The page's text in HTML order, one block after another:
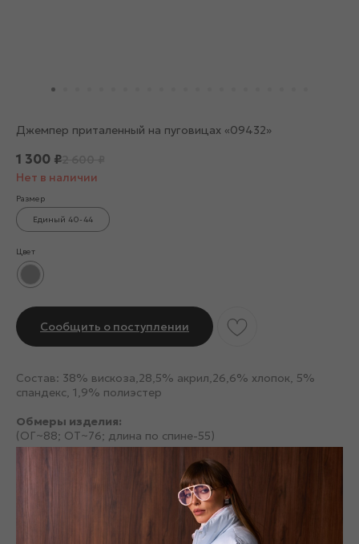
Джемпер приталенный на пуговицах «09432»
1 300 ₽
Нет в наличии
Размер
Единый 40-44
Цвет
Сообщить о поступлении
Состав: 38% вискоза,28,5% акрил,26,6% хлопок, 5%
спандекс, 1,9% полиэстер
Обмеры изделия:
(ОГ~88; ОТ~76; длина по спине-55)